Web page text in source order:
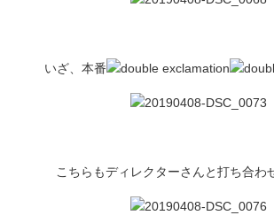
いざ、本番
こちらもディレクターさんと打ち合わ